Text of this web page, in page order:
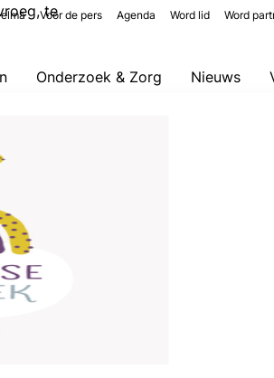
Onderzoek & Zorg Nieuws
Voor de pers Agenda Word lid Word
te